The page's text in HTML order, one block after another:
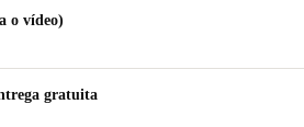
o vídeo)
gratuita